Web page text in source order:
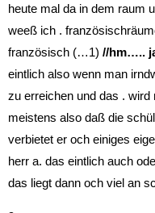
heute mal da in dem raum
weeß ich .
französisch (…1) //hm…..
eintlich also wenn man
zu erreichen und das .
meistens also daß die
verbietet er och einiges
herr a. das eintlich auch
das liegt dann och viel an